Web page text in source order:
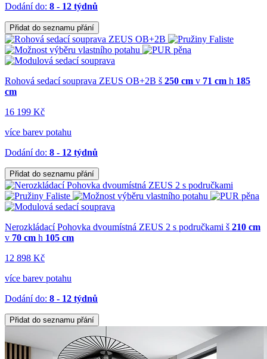
Dodání do: 8 - 12 týdnů
Přidat do seznamu přání
Rohová sedací souprava ZEUS OB+2B š 250 cm v 71 cm h 185
cm
16 199 Kč
více barev potahu
Dodání do: 8 - 12 týdnů
Přidat do seznamu přání
Nerozkládací Pohovka dvoumístná ZEUS 2 s područkami š 210 cm
v 70 cm h 105 cm
12 898 Kč
více barev potahu
Dodání do: 8 - 12 týdnů
Přidat do seznamu přání